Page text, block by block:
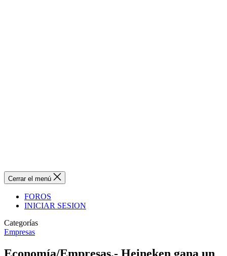
Cerrar el menú
FOROS
INICIAR SESION
Categorías
Empresas